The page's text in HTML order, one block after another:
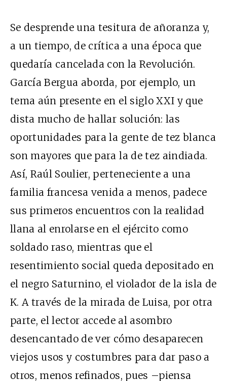
Se desprende una tesitura de añoranza y,
a un tiempo, de crítica a una época que
quedaría cancelada con la Revolución.
García Bergua aborda, por ejemplo, un
tema aún presente en el siglo XXI y que
dista mucho de hallar solución: las
oportunidades para la gente de tez blanca
son mayores que para la de tez aindiada.
Así, Raúl Soulier, perteneciente a una
familia francesa venida a menos, padece
sus primeros encuentros con la realidad
llana al enrolarse en el ejército como
soldado raso, mientras que el
resentimiento social queda depositado en
el negro Saturnino, el violador de la isla de
K. A través de la mirada de Luisa, por otra
parte, el lector accede al asombro
desencantado de ver cómo desaparecen
viejos usos y costumbres para dar paso a
otros, menos refinados, pues –piensa